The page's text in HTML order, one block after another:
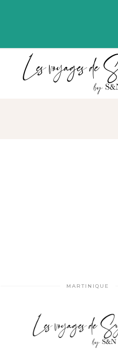
MARTINIQUE